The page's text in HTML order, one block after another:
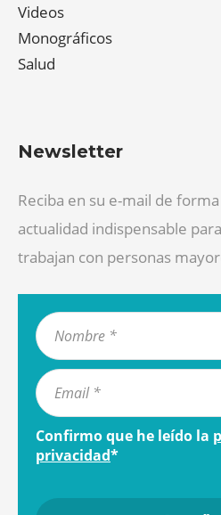
Videos
Monográficos
Salud
Newsletter
Reciba en su e-mail de
actualidad indispensable
trabajan con personas
Confirmo que he leído la
privacidad*